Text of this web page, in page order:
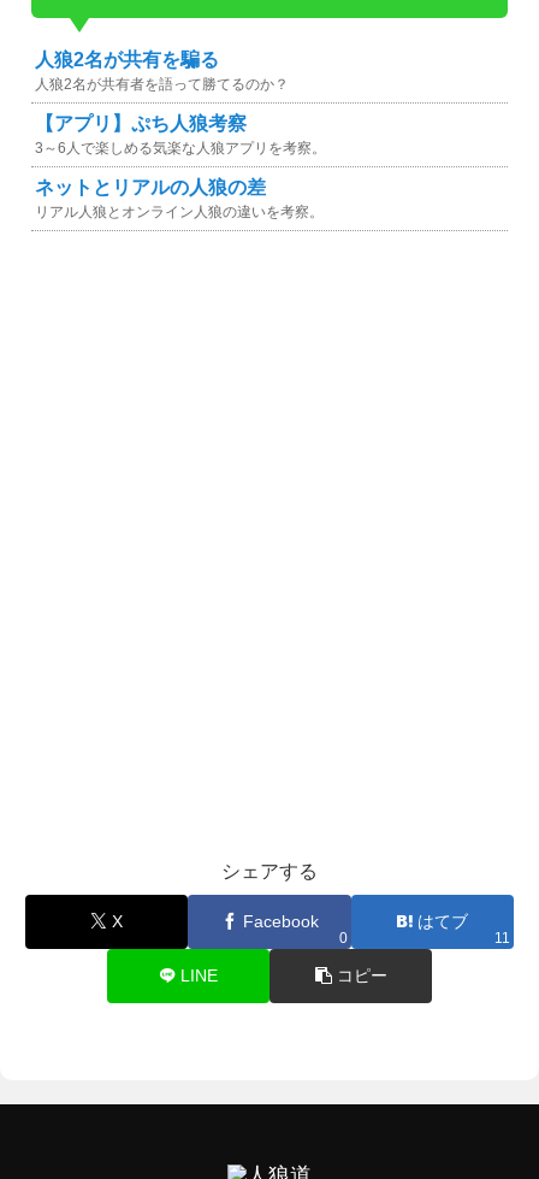
人狼2名が共有を騙る
人狼2名が共有者を語って勝てるのか？
【アプリ】ぷち人狼考察
3～6人で楽しめる気楽な人狼アプリを考察。
ネットとリアルの人狼の差
リアル人狼とオンライン人狼の違いを考察。
シェアする
X Facebook
0
はてブ
11
LINE コピー